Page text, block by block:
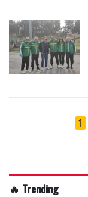
1
🔥 Trending